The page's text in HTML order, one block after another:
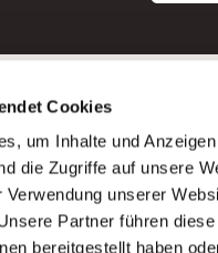
Cookies
um Inhalte und
die Zugriffe auf unsere
unserer
Partner führen
bereitgestellt haben
als Altenpfleger*in
als Krankenpfleger*in
als Altenpflegehelfer*in
als Erzieher*in